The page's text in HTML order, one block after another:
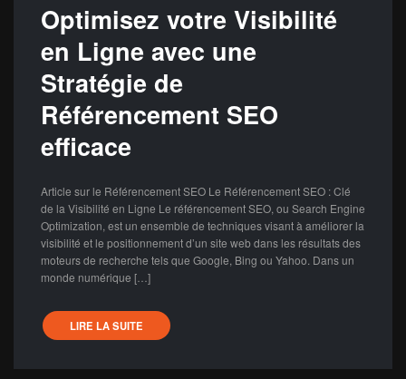
Optimisez votre Visibilité
en Ligne avec une
Stratégie de
Référencement SEO
efficace
Article sur le Référencement SEO Le Référencement SEO : Clé
de la Visibilité en Ligne Le référencement SEO, ou Search Engine
Optimization, est un ensemble de techniques visant à améliorer la
visibilité et le positionnement d’un site web dans les résultats des
moteurs de recherche tels que Google, Bing ou Yahoo. Dans un
monde numérique […]
LIRE LA SUITE